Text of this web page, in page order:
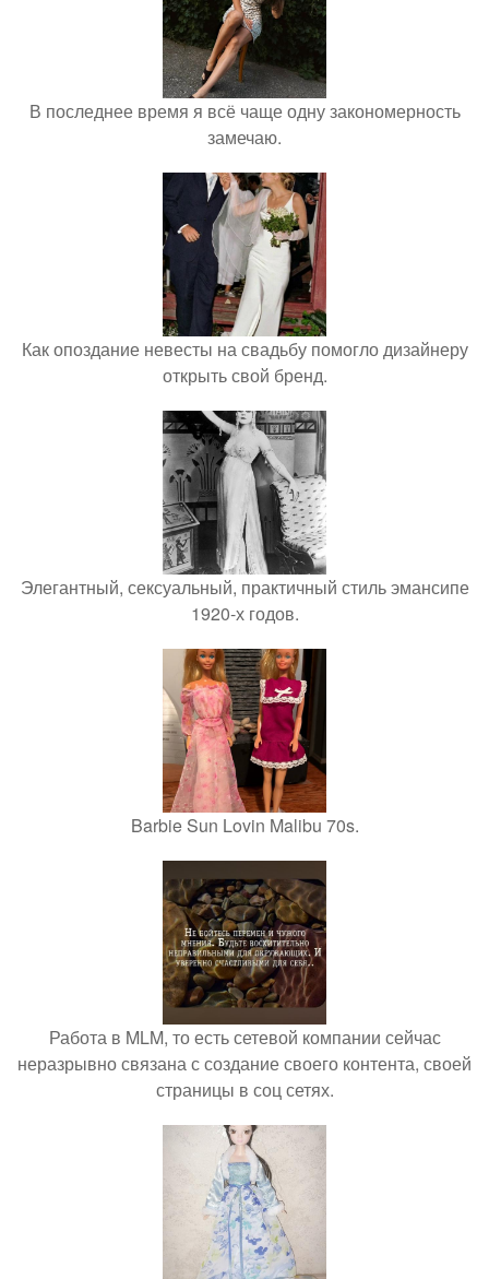
В последнее время я всё чаще одну закономерность
замечаю.
Как опоздание невесты на свадьбу помогло дизайнеру
открыть свой бренд.
Элегантный, сексуальный, практичный стиль эмансипе
1920-х годов.
Barbie Sun Lovin Malibu 70s.
Работа в MLM, то есть сетевой компании сейчас
неразрывно связана с создание своего контента, своей
страницы в соц сетях.